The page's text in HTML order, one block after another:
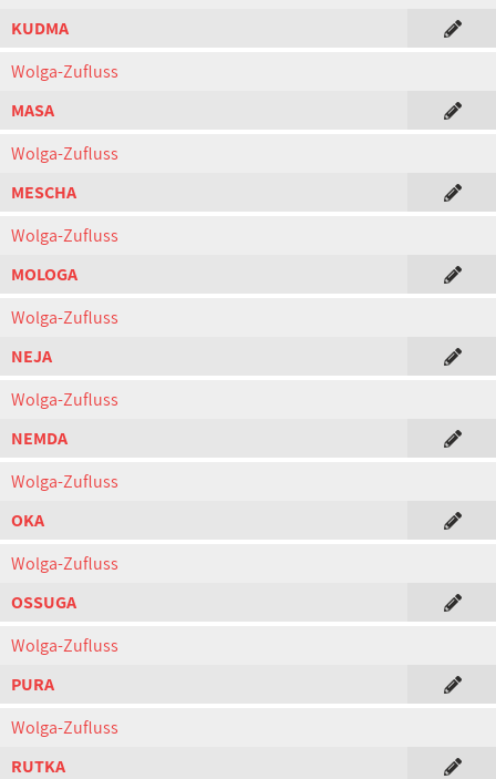
KUDMA
Wolga-Zufluss
MASA
Wolga-Zufluss
MESCHA
Wolga-Zufluss
MOLOGA
Wolga-Zufluss
NEJA
Wolga-Zufluss
NEMDA
Wolga-Zufluss
OKA
Wolga-Zufluss
OSSUGA
Wolga-Zufluss
PURA
Wolga-Zufluss
RUTKA